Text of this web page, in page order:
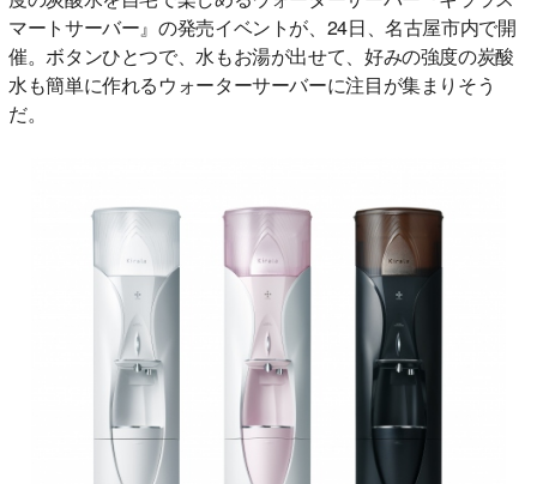
マートサーバー』の発売イベントが、24日、名古屋市内で開
催。ボタンひとつで、水もお湯が出せて、好みの強度の炭酸
水も簡単に作れるウォーターサーバーに注目が集まりそう
だ。